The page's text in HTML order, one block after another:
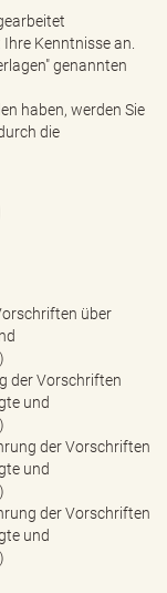
Kenntnisse an.
genannten
haben, werden Sie
die
über
der Vorschriften
und
der Vorschriften
und
der Vorschriften
und